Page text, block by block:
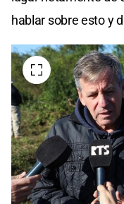
hablar sobre esto y